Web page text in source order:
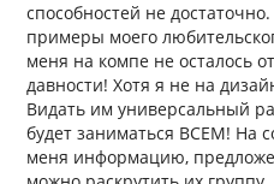
способностей не
примеры моего
меня на компе не осталось
давности! Хотя я не на
Видать им универсальный
будет заниматься ВСЕМ! На
меня информацию,